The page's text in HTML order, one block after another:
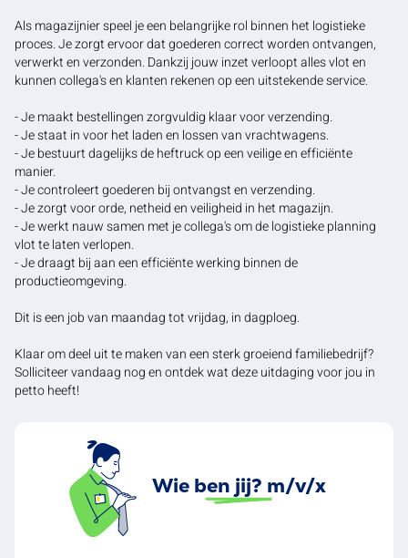
Als magazijnier speel je een belangrijke rol binnen het logistieke
proces. Je zorgt ervoor dat goederen correct worden ontvangen,
verwerkt en verzonden. Dankzij jouw inzet verloopt alles vlot en
kunnen collega's en klanten rekenen op een uitstekende service.
- Je maakt bestellingen zorgvuldig klaar voor verzending.
- Je staat in voor het laden en lossen van vrachtwagens.
- Je bestuurt dagelijks de heftruck op een veilige en efficiënte
manier.
- Je controleert goederen bij ontvangst en verzending.
- Je zorgt voor orde, netheid en veiligheid in het magazijn.
- Je werkt nauw samen met je collega's om de logistieke planning
vlot te laten verlopen.
- Je draagt bij aan een efficiënte werking binnen de
productieomgeving.
Dit is een job van maandag tot vrijdag, in dagploeg.
Klaar om deel uit te maken van een sterk groeiend familiebedrijf?
Solliciteer vandaag nog en ontdek wat deze uitdaging voor jou in
petto heeft!
Wie ben jij? m/v/x